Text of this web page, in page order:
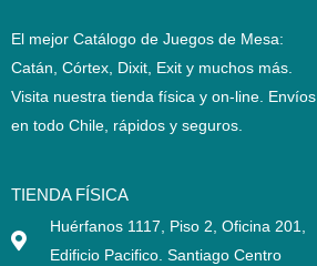
El mejor Catálogo de Juegos de Mesa:
Catán, Córtex, Dixit, Exit y muchos más.
Visita nuestra tienda física y on-line. Envíos
en todo Chile, rápidos y seguros.
TIENDA FÍSICA
Huérfanos 1117, Piso 2, Oficina 201,
Edificio Pacifico. Santiago Centro